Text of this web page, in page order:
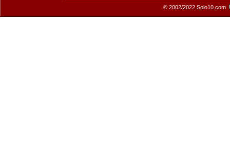
© 2002/2022 Solo10.com